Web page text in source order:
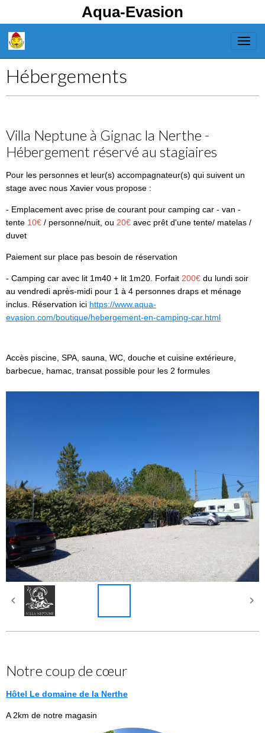
Aqua-Evasion
Hébergements
Villa Neptune à Gignac la Nerthe -
Hébergement réservé au stagiaires
Pour les personnes et leur(s) accompagnateur(s) qui suivent un
stage avec nous Xavier vous propose :
- Emplacement avec prise de courant pour camping car - van -
tente 10€ / personne/nuit, ou 20€ avec prêt d'une tente/ matelas /
duvet
Paiement sur place pas besoin de réservation
- Camping car avec lit 1m40 + lit 1m20. Forfait 200€ du lundi soir
au vendredi après-midi pour 1 à 4 personnes draps et ménage
inclus Réservation ici https://www.aqua-
evasion.com/boutique/hebergement-en-camping-car.html
Accès piscine, SPA, sauna, WC, douche et cuisine extérieure,
barbecue, hamac, transat possible pour les 2 formules
Notre coup de cœur
Hôtel Le domaine de la Nerthe
A 2km de notre magasin